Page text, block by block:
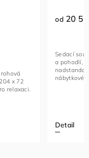
luxusu
multifunkční
od23
Detail
Rohová
funkční